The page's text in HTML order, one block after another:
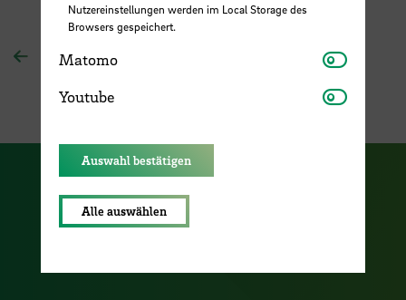
Zur Übersichtsseite
Zu unserer Instagram Seite
Zu unserer Facebook
Nutzereinstellungen werden im Local Storage des
Browsers gespeichert.
Matomo Matomo
Youtube Youtube
Auswahl bestätigen
Alle auswählen